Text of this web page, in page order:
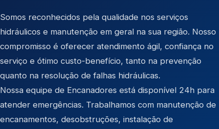
Somos reconhecidos pela qualidade nos serviços
hidráulicos e manutenção em geral na sua região. Nosso
compromisso é oferecer atendimento ágil, confiança no
serviço e ótimo custo-benefício, tanto na prevenção
quanto na resolução de falhas hidráulicas.
Nossa equipe de Encanadores está disponível 24h para
atender emergências. Trabalhamos com manutenção de
encanamentos, desobstruções, instalação de